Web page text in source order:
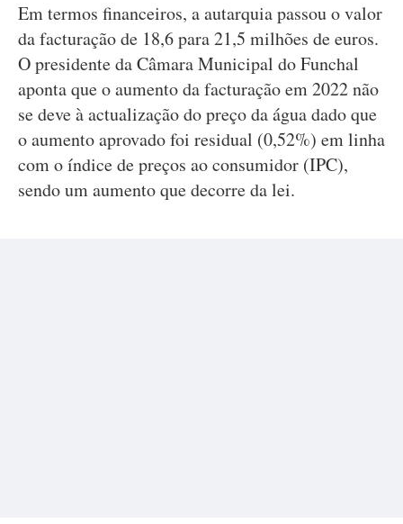
Em termos financeiros, a autarquia passou o valor
da facturação de 18,6 para 21,5 milhões de euros.
O presidente da Câmara Municipal do Funchal
aponta que o aumento da facturação em 2022 não
se deve à actualização do preço da água dado que
o aumento aprovado foi residual (0,52%) em linha
com o índice de preços ao consumidor (IPC),
sendo um aumento que decorre da lei.